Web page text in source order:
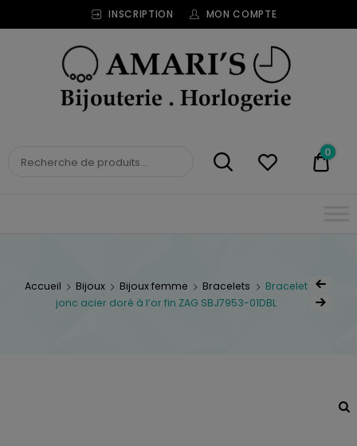
INSCRIPTION MON COMPTE
BIJOUTERIE
0
Accueil Bijoux Bijoux femme Bracelets
Bracelet
jonc acier doré à l’or fin ZAG SBJ7953-01DBL